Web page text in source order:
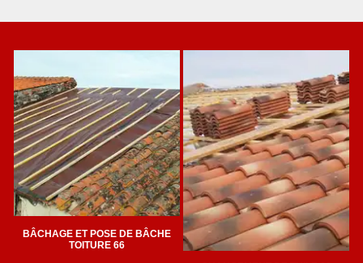
BÂCHAGE ET POSE DE BÂCHE
TOITURE 66